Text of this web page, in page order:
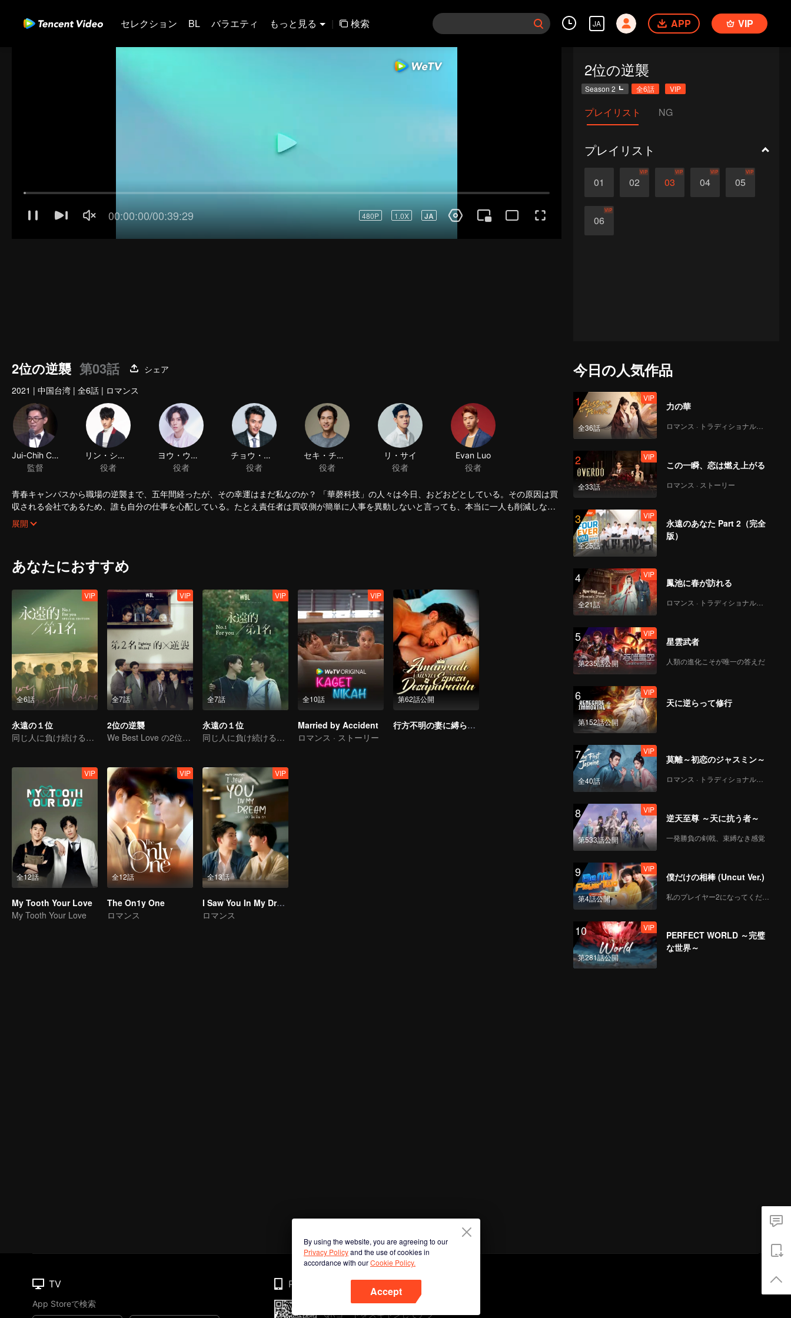
セレクション BL バラエティ もっと見る | 検索 JA APP VIP
2位の逆襲
Season 2 全6話 VIP
プレイリスト NG
プレイリスト
01 02
VIP
03
VIP
04
VIP
05
VIP
06
VIP
2位の逆襲 第03話
シェア
2021 | 中国台湾 | 全6話 | ロマンス
Jui-Chih Chiang
監督
リン・シコウ
役者
青春キャンパスから職場の逆襲まで、五年間経ったが、その幸運はまだ私なのか？ 「華磬科技」の人々は今日、おどおどとしている。その原因は買
収される会社であるため、誰も自分の仕事を心配している。たとえ責任者は買収側が簡単に人事を異動しないと言っても、本当に一人も削減しない
と保証できない。さらに整合に派遣されている担当者は人を殺してもまばたきもしないような冷酷な人だと聞いて、もっと心配することになる。
シュウ・ショイツは怒り目で、気楽ようなコウ・シトクに睨んでいて、五年の間に、二人の男の子が男に成長した。シュウ・ショイツは若い時の軽
はずみの感情を十分に認識できて、负けず嫌いな彼は気がないなら、別れると決めた。五年後、二人は意外に出会えて、シュウ・ショイツは買収側
展開
あなたにおすすめ
全6話
VIP
永遠の１位
同じ人に負け続けるってどんな気持ちなのか？
全7話
VIP
2位の逆襲
We Best Love の2位の逆襲
全7話
VIP
永遠の１位
同じ人に負け続けるってどんな気持ちなのか？
全10話
VIP
Married by Accident
ロマンス · ストーリー
第62話公開
行方不明の妻に縛られて
全12話
VIP
My Tooth Your Love
My Tooth Your Love
全12話
VIP
The On1y One
ロマンス
全13話
VIP
I Saw You In My Dream
ロマンス
今日の人気作品
1
全36話
VIP
力の華
ロマンス · トラディショナル・コスチューム
2
全33話
VIP
この一瞬、恋は燃え上がる
ロマンス · ストーリー
3
全25話
VIP
永遠のあなた Part 2（完全
版）
4
全21話
VIP
鳳池に春が訪れる
ロマンス · トラディショナル・コスチューム
5
第235話公開
VIP
星雲武者
人類の進化こそが唯一の答えだ
6
第152話公開
VIP
天に逆らって修行
7
全40話
VIP
莫離～初恋のジャスミン～
ロマンス · トラディショナル・コスチューム
8
第533話公開
VIP
逆天至尊 ～天に抗う者～
一発勝負の剣戟、束縛なき感覚
9
第4話公開
VIP
僕だけの相棒 (Uncut Ver.)
私のプレイヤー2になってください
10
第281話公開
VIP
PERFECT WORLD ～完璧
な世界～
By using the website, you are agreeing to our
Privacy Policyand the use of cookies in
accordance with ourCookie Policy.
Accept
TV
App Storeで検索
Phone
QRコードをスキャンしてアプ